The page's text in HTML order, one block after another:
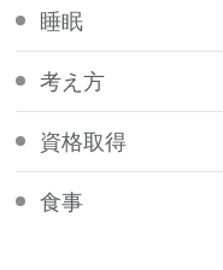
睡眠
考え方
資格取得
食事